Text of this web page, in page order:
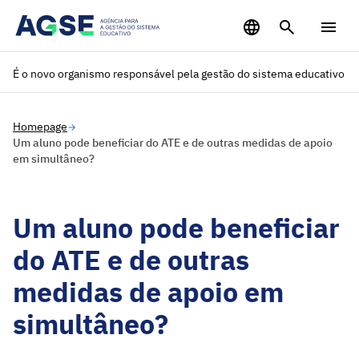
É o novo organismo responsável pela gestão do sistema educativo
Homepage
Um aluno pode beneficiar do ATE e de outras medidas de apoio
em simultâneo?
Um aluno pode beneficiar
do ATE e de outras
medidas de apoio em
simultâneo?